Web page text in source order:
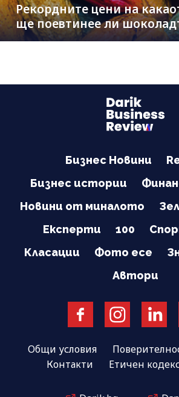
Рекордните цени на
ще поевтинее ли
Бизнес Новини
Бизнес истории
Новини от миналото
Експерти
100
Класации
Фото есе
Автори
Общи условия
Контакти
Етичен